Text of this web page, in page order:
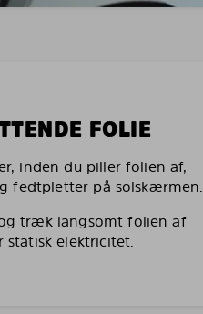
FOLIE
inden du piller folien af,
fedtpletter på solskærmen.
træk langsomt folien af
elektricitet.